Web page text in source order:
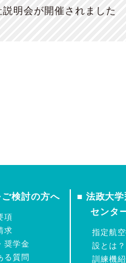
説明会が開催されました
検討の方へ
項
求
奨学金
る質問
■ 法政大
センタ
指定航
設とは？
訓練機